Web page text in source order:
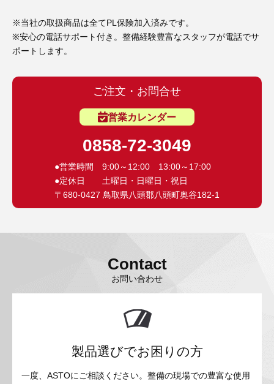
※当社の取扱商品は全てPL保険加入済みです。
※安心の電話サポート付き。整備経験豊富なスタッフが電話でサ
ポートします。
ご注文・お問合せ
営業カレンダー
0858-72-3049
●営業時間 9:00～12:00 13:00～17:00
●定休日 土曜日・日曜日・祝日
〒680-0427 鳥取県八頭郡八頭町奥谷182-1
Contact
お問い合わせ
製品選びでお困りの方
一度、ASTOにご相談ください。整備の現場での豊富な使用